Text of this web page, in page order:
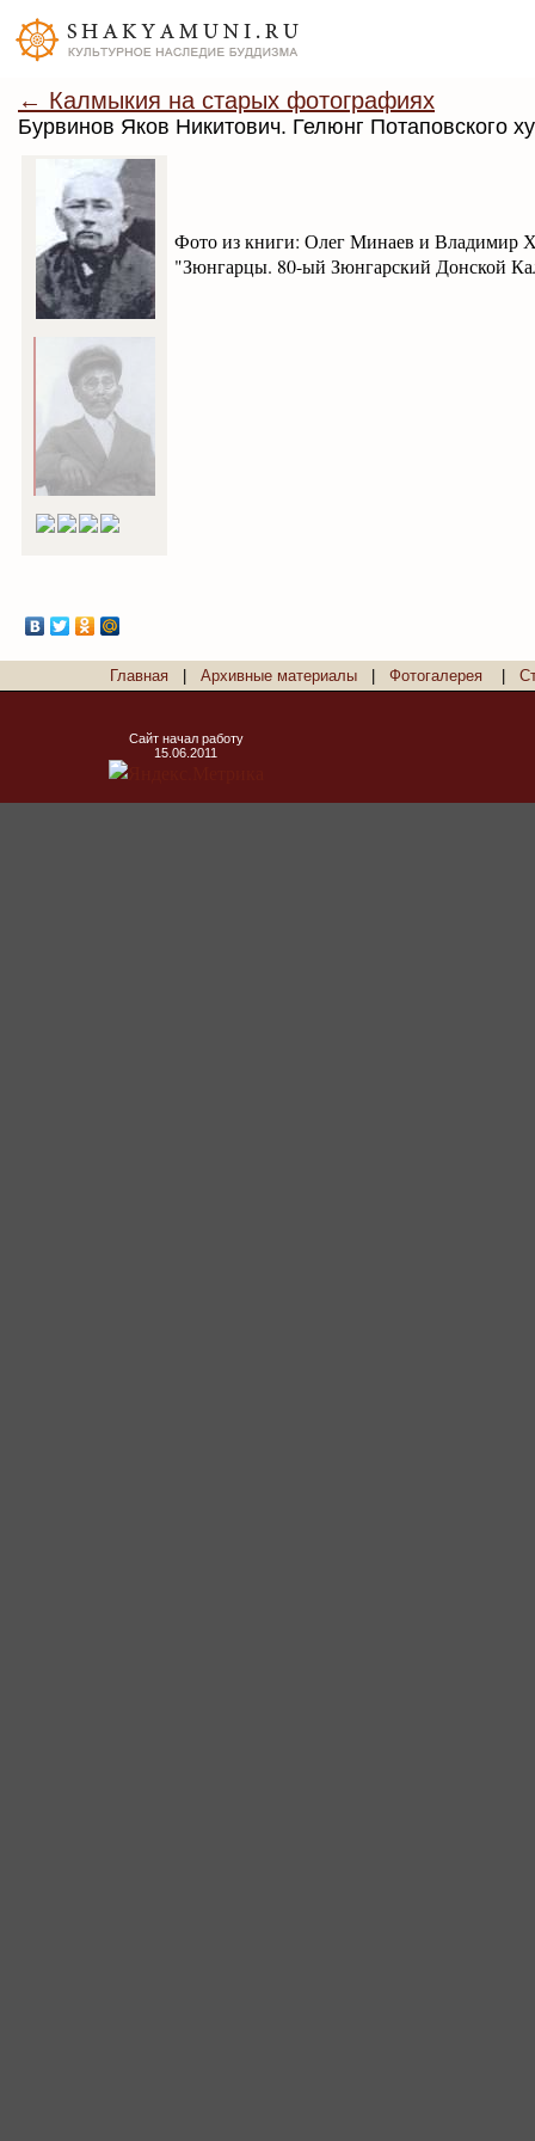
← Калмыкия на старых фотографиях
Бурвинов Яков Никитович. Гелюнг Потаповского
Фото из книги: Олег Минаев и Владимир
"Зюнгарцы. 80-ый Зюнгарский Донской
Главная Архивные материалы Фотогалерея
Сайт начал работу
15.06.2011